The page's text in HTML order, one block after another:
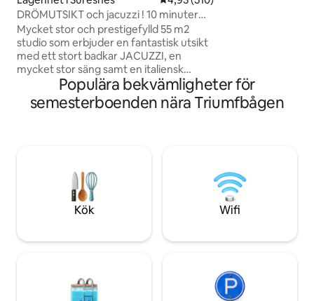
DRÖMUTSIKT och jacuzzi ! 10 minuter
från centrala PARIS!
Mycket stor och prestigefylld 55 m2
studio som erbjuder en fantastisk utsikt
med ett stort badkar JACUZZI, en
mycket stor säng samt en italiensk
dusch. Beläget i ett lugnt och säkert
område 10 minuter från den berömda
Avenue des Champs Elysées (centrum
hjärtform på sängen (en Happy
Birthday-skylt kan läggas till) och för 175
€ levereras det med en bra flaska
champagne och jordgubbar! 🌹🥂🍓
Populära bekvämligheter för
semesterboenden nära Triumfbågen
Kök Wifi